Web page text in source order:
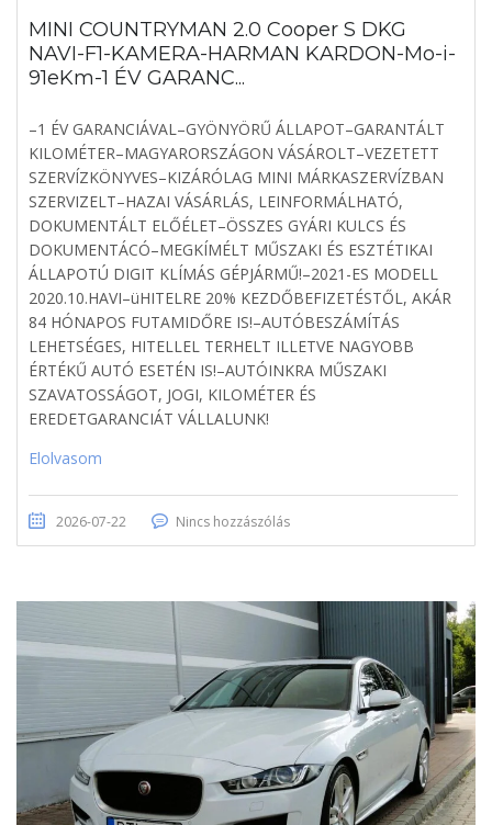
MINI COUNTRYMAN 2.0 Cooper S DKG
NAVI-F1-KAMERA-HARMAN KARDON-Mo-i-
91eKm-1 ÉV GARANC...
–1 ÉV GARANCIÁVAL–GYÖNYÖRŰ ÁLLAPOT–GARANTÁLT
KILOMÉTER–MAGYARORSZÁGON VÁSÁROLT–VEZETETT
SZERVÍZKÖNYVES–KIZÁRÓLAG MINI MÁRKASZERVÍZBAN
SZERVIZELT–HAZAI VÁSÁRLÁS, LEINFORMÁLHATÓ,
DOKUMENTÁLT ELŐÉLET–ÖSSZES GYÁRI KULCS ÉS
DOKUMENTÁCÓ–MEGKÍMÉLT MŰSZAKI ÉS ESZTÉTIKAI
ÁLLAPOTÚ DIGIT KLÍMÁS GÉPJÁRMŰ!–2021-ES MODELL
2020.10.HAVI–üHITELRE 20% KEZDŐBEFIZETÉSTŐL, AKÁR
84 HÓNAPOS FUTAMIDŐRE IS!–AUTÓBESZÁMÍTÁS
LEHETSÉGES, HITELLEL TERHELT ILLETVE NAGYOBB
ÉRTÉKŰ AUTÓ ESETÉN IS!–AUTÓINKRA MŰSZAKI
SZAVATOSSÁGOT, JOGI, KILOMÉTER ÉS
EREDETGARANCIÁT VÁLLALUNK!
Elolvasom
2026-07-22 Nincs hozzászólás